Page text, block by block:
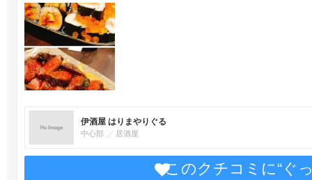
伊酒屋 はりまやりぐる
中心部 居酒屋
このクチコミに“ぐ